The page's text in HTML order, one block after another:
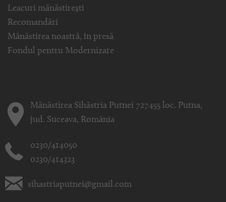
Leacuri mănăstirești
Recomandări
Mănăstirea noastră, în presă
Fondul pentru Modernizare
Mănăstirea Sihăstria Putnei 727455 loc. Putna,
jud. Suceava, România
0230/414050
0230/414323
sihastriaputnei@gmail.com